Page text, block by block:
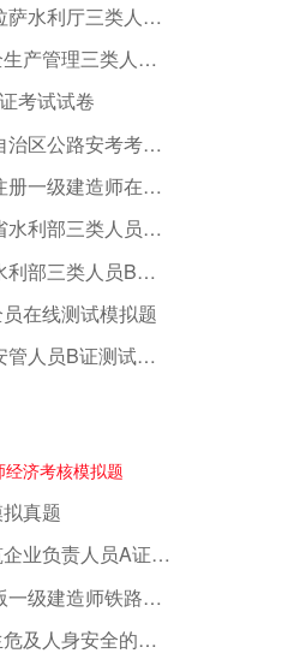
2023版西藏拉萨水利厅三类人员A证在线测试真题库
江苏建筑安全生产管理三类人员在线模拟考前押题
考试试卷
2023年西藏自治区公路安考考试模拟题
2023年四川注册一级建造师在线测试模拟题库
2023版青海省水利部三类人员C证模拟习题
2023版新版水利部三类人员B证在线测试模拟试题
在线测试模拟题
2023年一建安管人员B证测试试题
济考核模拟题
真题
黑龙江省建筑企业负责人员A证在线考试试卷
2020年最新版一级建造师铁路在线模拟模拟真题答案解析
在施工中发生危及人身安全的紧急情况时，从业人员有权立即停止作业或者在采取必要的应急措施后撤离危险区域。